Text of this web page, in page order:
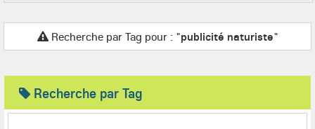
Recherche par Tag pour : "publicité naturiste"
Recherche par Tag